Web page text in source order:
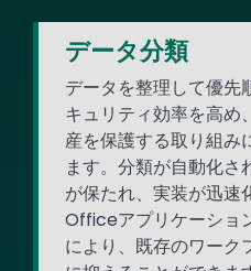
データ分類
データを整理して優先
キュリティ効率を高め
産を保護する取り組み
ます。分類が自動化
が保たれ、実装が迅速
Officeアプリケーショ
により、既存のワーク